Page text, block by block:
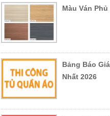
Màu Ván
Bảng Báo
Nhất 2026